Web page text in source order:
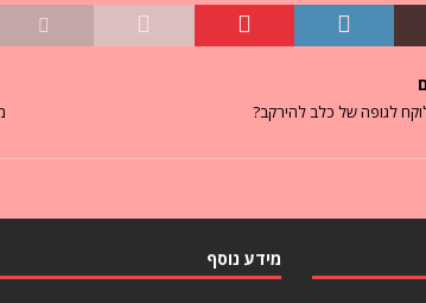
לגופה של כלב להירקב?
מידע נוסף